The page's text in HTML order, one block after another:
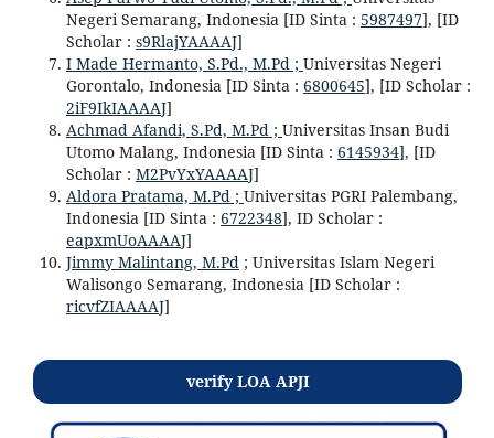
Negeri Semarang, Indonesia [ID Sinta : 5987497], [ID
Scholar : s9RlajYAAAAJ]
I Made Hermanto, S.Pd., M.Pd ; Universitas Negeri
Gorontalo, Indonesia [ID Sinta : 6800645], [ID Scholar :
2iF9IkIAAAAJ]
Achmad Afandi, S.Pd, M.Pd ; Universitas Insan Budi
Utomo Malang, Indonesia [ID Sinta : 6145934], [ID
Scholar : M2PvYxYAAAAJ]
Aldora Pratama, M.Pd ; Universitas PGRI Palembang,
Indonesia [ID Sinta : 6722348], ID Scholar :
eapxmUoAAAAJ]
Jimmy Malintang, M.Pd; Universitas Islam Negeri
Walisongo Semarang, Indonesia [ID Scholar :
ricvfZIAAAAJ]
verify LOA APJI